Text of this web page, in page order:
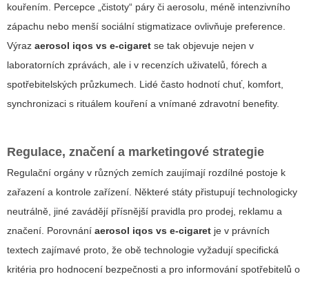
kouřením. Percepce „čistoty“ páry či aerosolu, méně intenzivního
zápachu nebo menší sociální stigmatizace ovlivňuje preference.
Výraz aerosol iqos vs e-cigaret se tak objevuje nejen v
laboratorních zprávách, ale i v recenzích uživatelů, fórech a
spotřebitelských průzkumech. Lidé často hodnotí chuť, komfort,
synchronizaci s rituálem kouření a vnímané zdravotní benefity.
Regulace, značení a marketingové strategie
Regulační orgány v různých zemích zaujímají rozdílné postoje k
zařazení a kontrole zařízení. Některé státy přistupují technologicky
neutrálně, jiné zavádějí přísnější pravidla pro prodej, reklamu a
značení. Porovnání aerosol iqos vs e-cigaret je v právních
textech zajímavé proto, že obě technologie vyžadují specifická
kritéria pro hodnocení bezpečnosti a pro informování spotřebitelů o